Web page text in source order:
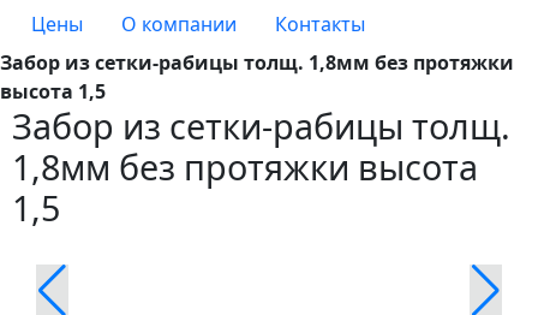
Цены
О компании
Контакты
Забор из сетки-рабицы толщ. 1,8мм без протяжки
высота 1,5
Забор из сетки-рабицы толщ.
1,8мм без протяжки высота
1,5